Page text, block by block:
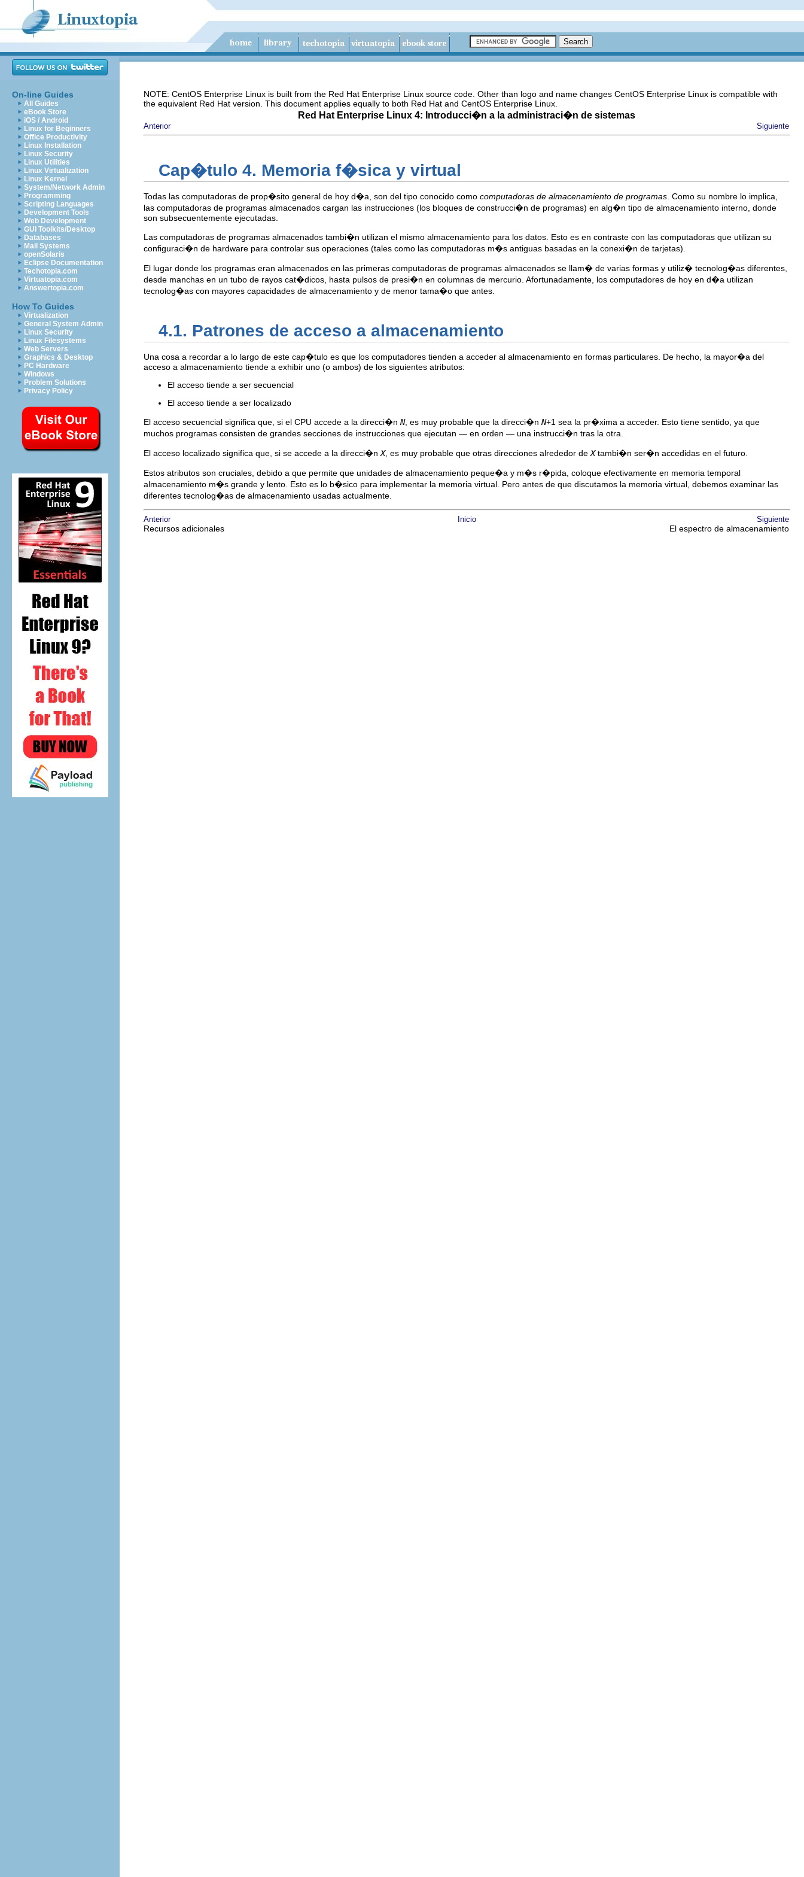
On-line Guides
All Guides
eBook Store
iOS / Android
Linux for Beginners
Office Productivity
Linux Installation
Linux Security
Linux Utilities
Linux Virtualization
Linux Kernel
System/Network Admin
Programming
Scripting Languages
Development Tools
Web Development
GUI Toolkits/Desktop
Databases
Mail Systems
openSolaris
Eclipse Documentation
Techotopia.com
Virtuatopia.com
Answertopia.com
How To Guides
Virtualization
General System Admin
Linux Security
Linux Filesystems
Web Servers
Graphics & Desktop
PC Hardware
Windows
Problem Solutions
Privacy Policy
NOTE: CentOS Enterprise Linux is built from the Red Hat Enterprise Linux source code. Other than logo and name changes CentOS Enterprise Linux is compatible with
the equivalent Red Hat version. This document applies equally to both Red Hat and CentOS Enterprise Linux.
Red Hat Enterprise Linux 4: Introducci�n a la administraci�n de sistemas
Anterior Siguiente
Cap�tulo 4. Memoria f�sica y virtual
Todas las computadoras de prop�sito general de hoy d�a, son del tipo conocido como computadoras de almacenamiento de programas . Como su nombre lo implica,
las computadoras de programas almacenados cargan las instrucciones (los bloques de construcci�n de programas) en alg�n tipo de almacenamiento interno, donde
son subsecuentemente ejecutadas.
Las computadoras de programas almacenados tambi�n utilizan el mismo almacenamiento para los datos. Esto es en contraste con las computadoras que utilizan su
configuraci�n de hardware para controlar sus operaciones (tales como las computadoras m�s antiguas basadas en la conexi�n de tarjetas).
El lugar donde los programas eran almacenados en las primeras computadoras de programas almacenados se llam� de varias formas y utiliz� tecnolog�as diferentes,
desde manchas en un tubo de rayos cat�dicos, hasta pulsos de presi�n en columnas de mercurio. Afortunadamente, los computadores de hoy en d�a utilizan
tecnolog�as con mayores capacidades de almacenamiento y de menor tama�o que antes.
4.1. Patrones de acceso a almacenamiento
Una cosa a recordar a lo largo de este cap�tulo es que los computadores tienden a acceder al almacenamiento en formas particulares. De hecho, la mayor�a del
acceso a almacenamiento tiende a exhibir uno (o ambos) de los siguientes atributos:
El acceso tiende a ser secuencial
El acceso tiende a ser localizado
El acceso secuencial significa que, si el CPU accede a la direcci�n N, es muy probable que la direcci�n N+1 sea la pr�xima a acceder. Esto tiene sentido, ya que
muchos programas consisten de grandes secciones de instrucciones que ejecutan — en orden — una instrucci�n tras la otra.
El acceso localizado significa que, si se accede a la direcci�nX, es muy probable que otras direcciones alrededor deXtambi�n ser�n accedidas en el futuro.
Estos atributos son cruciales, debido a que permite que unidades de almacenamiento peque�a y m�s r�pida, coloque efectivamente en memoria temporal
almacenamiento m�s grande y lento. Esto es lo b�sico para implementar la memoria virtual. Pero antes de que discutamos la memoria virtual, debemos examinar las
diferentes tecnolog�as de almacenamiento usadas actualmente.
Anterior Inicio Siguiente
Recursos adicionales El espectro de almacenamiento